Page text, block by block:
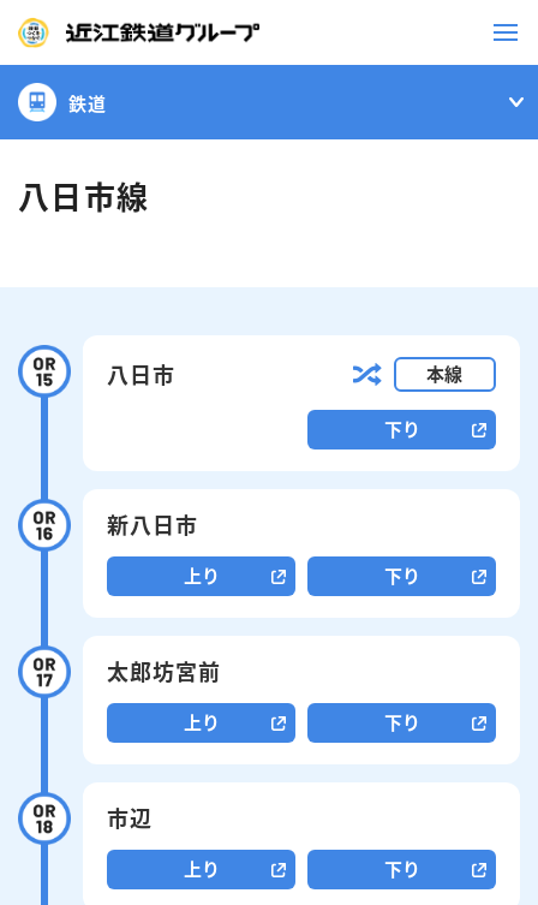
鉄道
バス
企業情報
お問い合わせ一覧
English 簡体中文 繁体中文 한국어
鉄道
八日市線
八日市 本線
下り
新八日市
上り 下り
太郎坊宮前
上り 下り
市辺
上り 下り